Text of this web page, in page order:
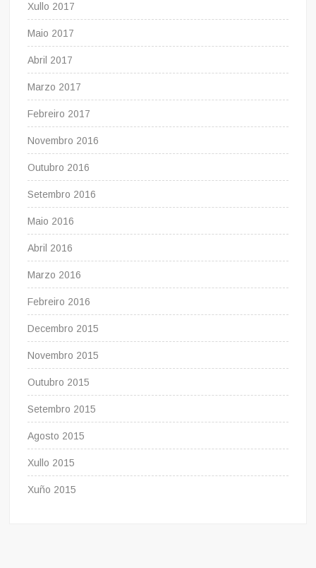
Xullo 2017
Maio 2017
Abril 2017
Marzo 2017
Febreiro 2017
Novembro 2016
Outubro 2016
Setembro 2016
Maio 2016
Abril 2016
Marzo 2016
Febreiro 2016
Decembro 2015
Novembro 2015
Outubro 2015
Setembro 2015
Agosto 2015
Xullo 2015
Xuño 2015